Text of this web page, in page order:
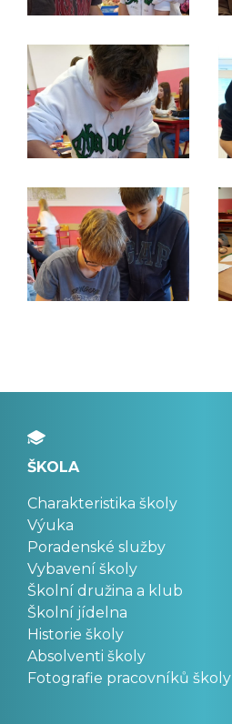
ŠKOLA
Charakteristika školy
Výuka
Poradenské služby
Vybavení školy
Školní družina a klub
Školní jídelna
Historie školy
Absolventi školy
Fotografie pracovníků školy